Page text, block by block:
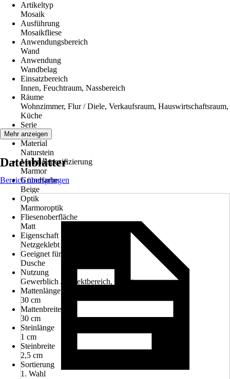
Artikeltyp
Mosaik
Ausführung
Mosaikfliese
Anwendungsbereich
Wand
Anwendung
Wandbelag
Einsatzbereich
Innen, Feuchtraum, Nassbereich
Räume
Wohnzimmer, Flur / Diele, Verkaufsraum, Hauswirtschaftsraum,
Küche
Serie
-
Material
Naturstein
Materialspezifizierung
Marmor
Grundfarbe
Beige
Optik
Marmoroptik
Fliesenoberfläche
Matt
Eigenschaft
Netzgeklebt
Geeignet für
Dusche
Nutzung
Gewerblich / Objektbereich, Privat
Mattenlänge
30 cm
Mattenbreite
30 cm
Steinlänge
1 cm
Steinbreite
2,5 cm
Sortierung
1. Wahl
Mehr anzeigen
Datenblätter
Bereich überspringen